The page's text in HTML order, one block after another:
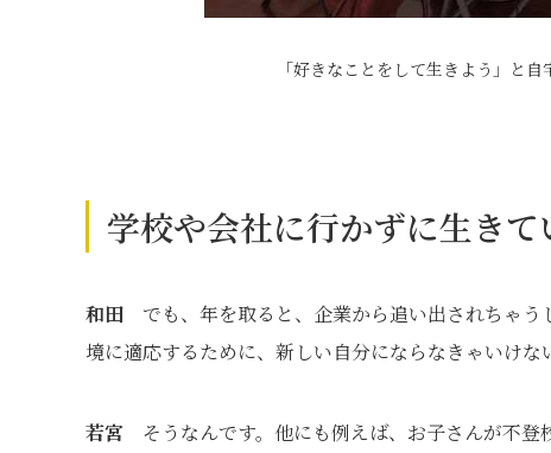
「好きなことをして生きよう」と
学校や会社に行かずに生きて
和田 でも、年を取ると、企業から追い出されちゃ
境に適応するために、新しい自分にならなきゃいけな
若宮 そうなんです。他にも例えば、お子さんが不